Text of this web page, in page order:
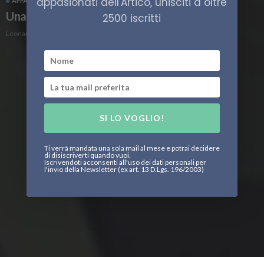
Una nuova prospettiva per l’Artico
Leonardo Parigi
2500 iscritti
SI LO VOGLIO!
Ti verrà mandata una sola mail al mese e potrai decidere
di disiscriverti quando vuoi.
Iscrivendoti acconsenti all'uso dei dati personali per
l'invio della Newsletter (ex art. 13 D.Lgs. 196/2003)